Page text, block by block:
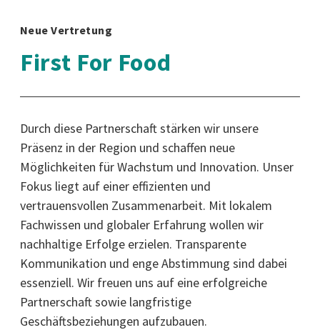
Neue Vertretung
First For Food
Durch diese Partnerschaft stärken wir unsere
Präsenz in der Region und schaffen neue
Möglichkeiten für Wachstum und Innovation. Unser
Fokus liegt auf einer effizienten und
vertrauensvollen Zusammenarbeit. Mit lokalem
Fachwissen und globaler Erfahrung wollen wir
nachhaltige Erfolge erzielen. Transparente
Kommunikation und enge Abstimmung sind dabei
essenziell. Wir freuen uns auf eine erfolgreiche
Partnerschaft sowie langfristige
Geschäftsbeziehungen aufzubauen.